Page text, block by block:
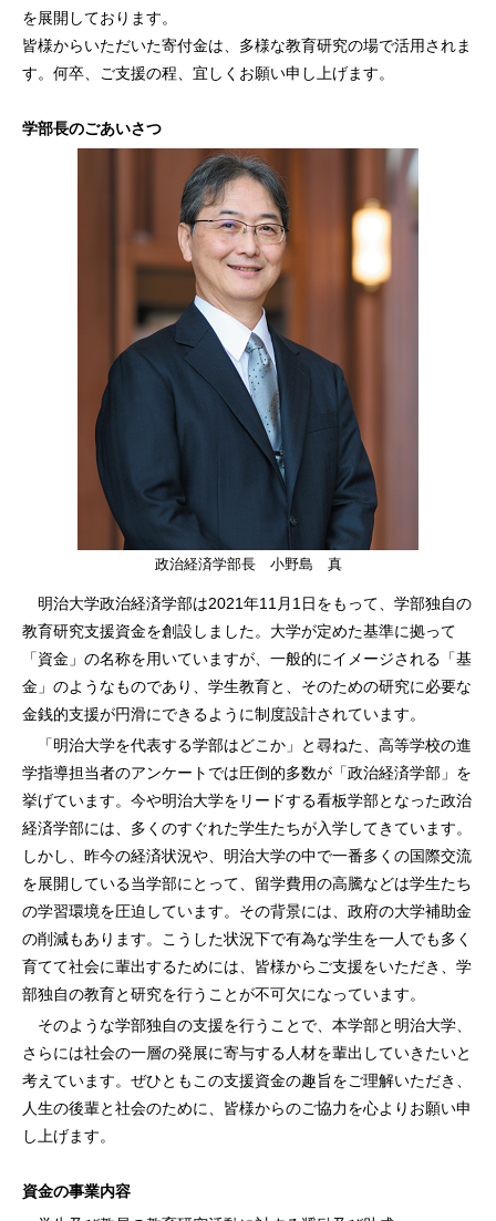
を展開しております。
皆様からいただいた寄付金は、多様な教育研究の場で活用されま
す。何卒、ご支援の程、宜しくお願い申し上げます。
学部長のごあいさつ
政治経済学部長 小野島 真
明治大学政治経済学部は2021年11 月 1 日をもって、学部独自の
教育研究支援資金を創設しました。大学が定めた基準に拠って
「資金」の名称を用いていますが、一般的にイメージされる「基
金」のようなものであり、学生教育と、そのための研究に必要な
金銭的支援が円滑にできるように制度設計されています。
「明治大学を代表する学部はどこか」と尋ねた、高等学校の進
学指導担当者のアンケートでは圧倒的多数が「政治経済学部」を
挙げています。今や明治大学をリードする看板学部となった政治
経済学部には、多くのすぐれた学生たちが入学してきています。
しかし、昨今の経済状況や、明治大学の中で一番多くの国際交流
を展開している当学部にとって、留学費用の高騰などは学生たち
の学習環境を圧迫しています。その背景には、政府の大学補助金
の削減もあります。こうした状況下で有為な学生を一人でも多く
育てて社会に輩出するためには、皆様からご支援をいただき、学
部独自の教育と研究を行うことが不可欠になっています。
そのような学部独自の支援を行うことで、本学部と明治大学、
さらには社会の一層の発展に寄与する人材を輩出していきたいと
考えています。ぜひともこの支援資金の趣旨をご理解いただき、
人生の後輩と社会のために、皆様からのご協力を心よりお願い申
し上げます。
資金の事業内容